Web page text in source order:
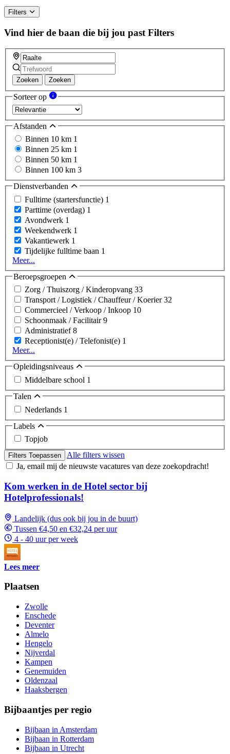
Filters
Vind hier de baan die bij jou past Filters
Zoeken Zoeken
Sorteer op
Afstanden
Binnen 10 km 1
Binnen 25 km 1
Binnen 50 km 1
Binnen 100 km 3
Dienstverbanden
Fulltime (startersfunctie) 1
Parttime (overdag) 1
Avondwerk 1
Weekendwerk 1
Vakantiewerk 1
Tijdelijke fulltime baan 1
Meer...
Beroepsgroepen
Zorg / Thuiszorg / Kinderopvang 33
Transport / Logistiek / Chauffeur / Koerier32
Commercieel / Verkoop / Inkoop 10
Schoonmaak / Facilitair9
Administratief8
Receptionist(e) / Telefonist(e) 1
Meer...
Opleidingsniveaus
Middelbare school 1
Talen
Nederlands 1
Labels
Topjob
Filters Toepassen
Alle filters wissen
Ja, email mij de nieuwste vacatures van deze zoekopdracht!
Kom werken in de Hotel sector bij
Hotelprofessionals!
Landelijk (dus ook bij jou in de buurt)
Tussen €4,50 en €32,24 per uur
4 - 40 uur per week
Lees meer
Plaatsen
Zwolle
Enschede
Deventer
Almelo
Hengelo
Nijverdal
Kampen
Genemuiden
Oldenzaal
Haaksbergen
Bijbaantjes per regio
Bijbaan in Amsterdam
Bijbaan in Rotterdam
Bijbaan in Utrecht